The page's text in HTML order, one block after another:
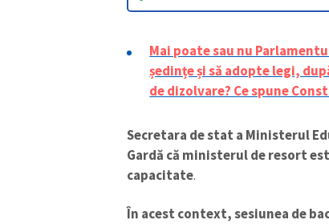
Mai poate sau nu
ședințe și să adopte legi,
de dizolvare? Ce spune
Secretara de stat a Ministerul
Gardă că ministerul de resort
capacitate.
În acest context, sesiunea de